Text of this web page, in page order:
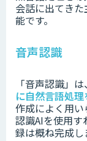
会話に出てき
能です。
音声認識
「音声認識」は、
に自然言語処理
作成によく用
認識AIを使用
録は概ね完成し